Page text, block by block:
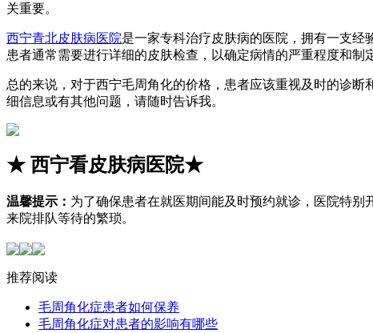
关重要。
西宁青北皮肤病医院是一家专科治疗皮肤病的医院，拥有一支经
患者通常需要进行详细的皮肤检查，以确定病情的严重程度和制
总的来说，对于西宁毛周角化的价格，患者应该重视及时的诊
细信息或有其他问题，请随时告诉我。
★西宁看皮肤病医院★
温馨提示： 为了确保患者在就医期间能及时预约就诊，医院特
来院排队等待的繁琐。
推荐阅读
毛周角化症患者如何保养
毛周角化症对患者的影响有哪些